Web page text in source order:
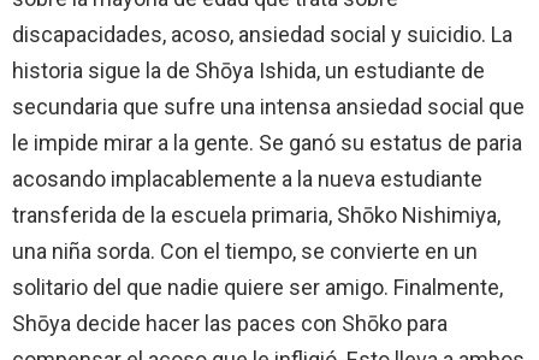
discapacidades, acoso, ansiedad social y suicidio. La
historia sigue la de Shōya Ishida, un estudiante de
secundaria que sufre una intensa ansiedad social que
le impide mirar a la gente. Se ganó su estatus de paria
acosando implacablemente a la nueva estudiante
transferida de la escuela primaria, Shōko Nishimiya,
una niña sorda. Con el tiempo, se convierte en un
solitario del que nadie quiere ser amigo. Finalmente,
Shōya decide hacer las paces con Shōko para